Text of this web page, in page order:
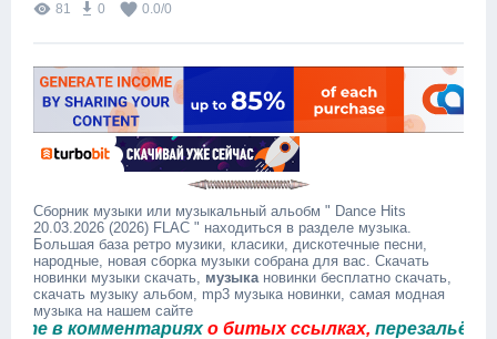
81
0 0.0/0
Сборник музыки или музыкальный альобм " Dance Hits
20.03.2026 (2026) FLAC " находиться в разделе музыка.
Большая база ретро музики, класики, дискотечные песни,
народные, новая сборка музыки собрана для вас. Скачать
новинки музыки скачать, музыкановинки бесплатно скачать,
скачать музыку альбом, mp3 музыка новинки, самая модная
музыка на нашем сайте
комментарияхо битых ссылках,перезальём